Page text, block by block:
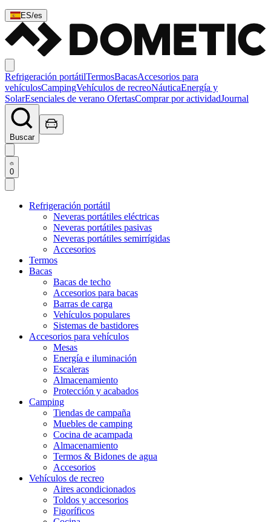
ES/es
Refrigeración portátilTermosBacasAccesorios para
vehículosCampingVehículos de recreoNáuticaEnergía y
SolarEsenciales de verano OfertasComprar por actividadJournal
Buscar
0
Refrigeración portátil
Neveras portátiles eléctricas
Neveras portátiles pasivas
Neveras portátiles semirrígidas
Accesorios
Termos
Bacas
Bacas de techo
Accesorios para bacas
Barras de carga
Vehículos populares
Sistemas de bastidores
Accesorios para vehículos
Mesas
Energía e iluminación
Escaleras
Almacenamiento
Protección y acabados
Camping
Tiendas de campaña
Muebles de camping
Cocina de acampada
Almacenamiento
Termos & Bidones de agua
Accesorios
Vehículos de recreo
Aires acondicionados
Toldos y accesorios
Figoríficos